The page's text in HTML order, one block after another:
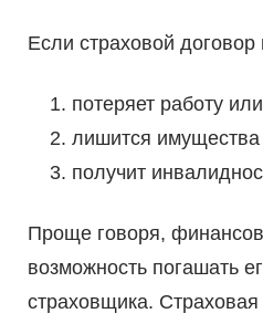
Если страховой
потеряет работу
лишится
получит
Проще говоря,
возможность погашать
страховщика.